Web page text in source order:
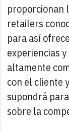
proporcionan
retailers
para así
experiencias
altamente
con el cliente
supondrá
sobre la